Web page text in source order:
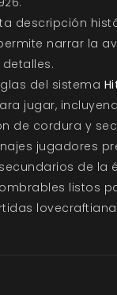
descripción
narrar la
del sistema
jugar,
de cordura y
jugadores
de la
listos